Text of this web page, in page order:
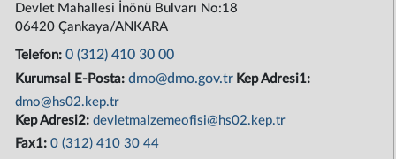
Devlet Mahallesi İnönü Bulvarı No:18
06420 Çankaya/ANKARA
Telefon:0 (312) 410 30 00
Kurumsal E-Posta:dmo@dmo.gov.tr Kep Adresi1:
dmo@hs02.kep.tr
Kep Adresi2:devletmalzemeofisi@hs02.kep.tr
Fax1:0 (312) 410 30 44